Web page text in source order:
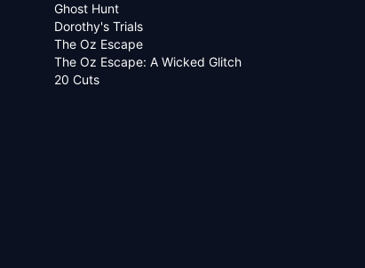
Ghost Hunt
Dorothy's Trials
The Oz Escape
The Oz Escape: A Wicked Glitch
20 Cuts